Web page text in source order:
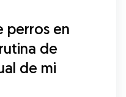
perros en
de
de mi